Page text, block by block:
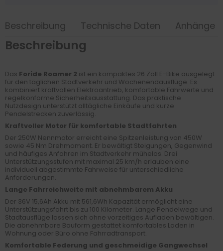
Beschreibung Technische Daten Anhänge
Beschreibung
Das Foride Roamer 2 ist ein kompaktes 26 Zoll E-Bike ausgelegt
für den täglichen Stadtverkehr und Wochenendausflüge. Es
kombiniert kraftvollen Elektroantrieb, komfortable Fahrwerte und
regelkonforme Sicherheitsausstattung. Das praktische
Nutzdesign unterstützt alltägliche Einkäufe und kurze
Pendelstrecken zuverlässig.
Kraftvoller Motor für komfortable Stadtfahrten
Der 250W Nennmotor erreicht eine Spitzenleistung von 450W
sowie 45 Nm Drehmoment. Er bewältigt Steigungen, Gegenwind
und häufiges Anfahren im Stadtverkehr mühelos. Drei
Unterstützungsstufen mit maximal 25 km/h erlauben eine
individuell abgestimmte Fahrweise für unterschiedliche
Anforderungen.
Lange Fahrreichweite mit abnehmbarem Akku
Der 36V 15,6Ah Akku mit 561,6Wh Kapazität ermöglicht eine
Unterstützungsfahrt bis zu 100 Kilometer. Lange Pendelwege und
Stadtausflüge lassen sich ohne vorzeitiges Aufladen bewältigen.
Die abnehmbare Bauform gestattet komfortables Laden in
Wohnung oder Büro ohne Fahrradtransport.
Komfortable Federung und geschmeidige Gangwechsel